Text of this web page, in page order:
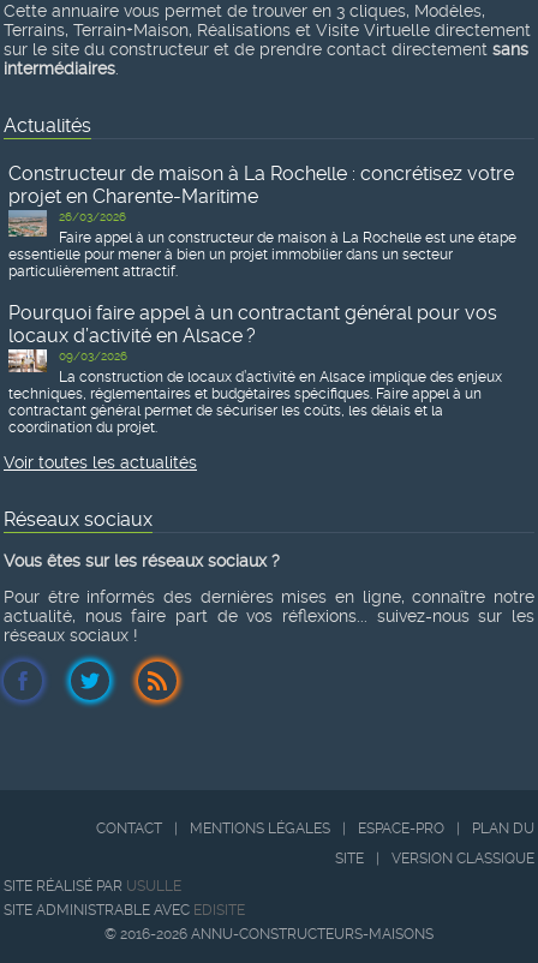
Cette annuaire vous permet de trouver en 3 cliques, Modèles,
Terrains, Terrain+Maison, Réalisations et Visite Virtuelle directement
sur le site du constructeur et de prendre contact directement sans
intermédiaires
Actualités
Constructeur de maison à La Rochelle : concrétisez votre
projet en Charente-Maritime
26/03/2026
Faire appel à un constructeur de maison à La Rochelle est une étape
essentielle pour mener à bien un projet immobilier dans un secteur
particulièrement attractif.
Pourquoi faire appel à un contractant général pour vos
locaux d’activité en Alsace ?
09/03/2026
La construction de locaux d’activité en Alsace implique des enjeux
techniques, réglementaires et budgétaires spécifiques. Faire appel à un
contractant général permet de sécuriser les coûts, les délais et la
coordination du projet.
Voir toutes les actualités
Réseaux sociaux
Vous êtes sur les réseaux sociaux ?
Pour être informés des dernières mises en ligne, connaître notre
actualité, nous faire part de vos réflexions... suivez-nous sur les
réseaux sociaux !
CONTACT MENTIONS LÉGALES ESPACE-PRO
PLAN DU
SITE
VERSION CLASSIQUE
SITE RÉALISÉ PAR USULLE
SITE ADMINISTRABLE AVEC EDISITE
© 2016-2026 ANNU-CONSTRUCTEURS-MAISONS